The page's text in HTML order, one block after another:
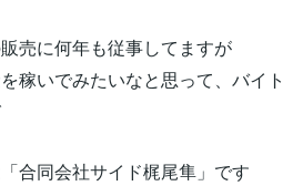
売に何年も従事してますが
稼いでみたいなと思って、バイト
合同会社サイド梶尾隼」です